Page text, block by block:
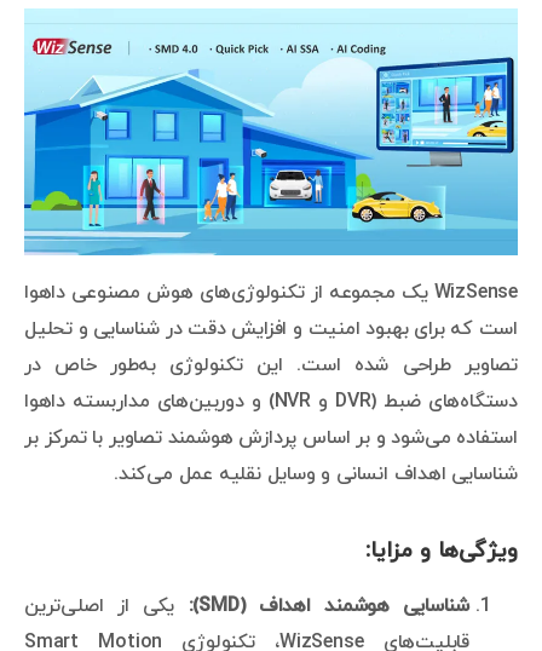
WizSense یک مجموعه از تکنولوژی‌های هوش مصنوعی داهوا
است که برای بهبود امنیت و افزایش دقت در شناسایی و تحلیل
تصاویر طراحی شده است. این تکنولوژی به‌طور خاص در
دستگاه‌های ضبط (DVR و NVR) و دوربین‌های مداربسته داهوا
استفاده می‌شود و بر اساس پردازش هوشمند تصاویر با تمرکز بر
شناسایی اهداف انسانی و وسایل نقلیه عمل می‌کند.
ویژگی‌ها و مزایا:
شناسایی هوشمند اهداف (SMD):
یکی از اصلی‌ترین
قابلیت‌های WizSense، تکنولوژی Smart Motion